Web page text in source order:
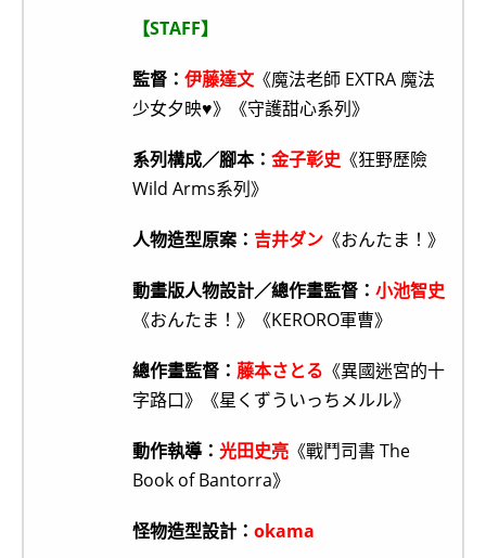
【STAFF】
監督： 伊藤達文 《魔法老師 EXTRA 魔法
少女夕映♥》《守護甜心系列》
系列構成／腳本： 金子彰史 《狂野歷險
Wild Arms系列》
人物造型原案： 吉井ダン 《おんたま！》
動畫版人物設計／總作畫監督： 小池智史
《おんたま！》《KERORO軍曹》
總作畫監督： 藤本さとる 《異國迷宮的十
字路口》《星くずういっちメルル》
動作執導： 光田史亮 《戰鬥司書 The
Book of Bantorra》
怪物造型設計： okama